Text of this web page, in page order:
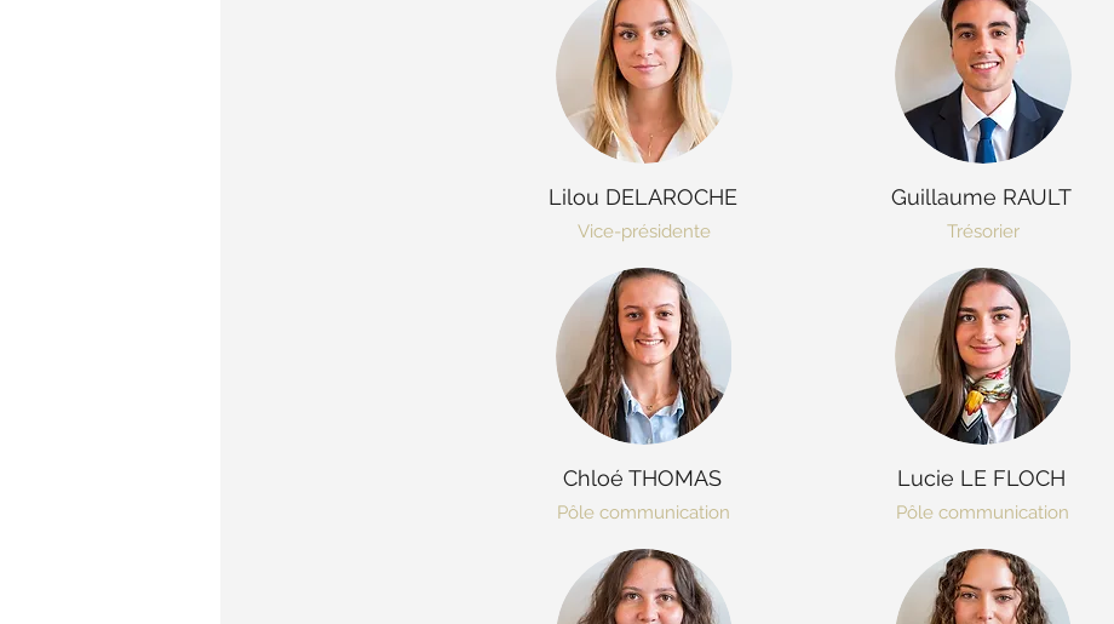
Lilou DELAROCHE
Vice-présidente
Guillaume RAULT
Trésorier
Chloé THOMAS
Pôle communication
Lucie LE FLOCH
Pôle communication